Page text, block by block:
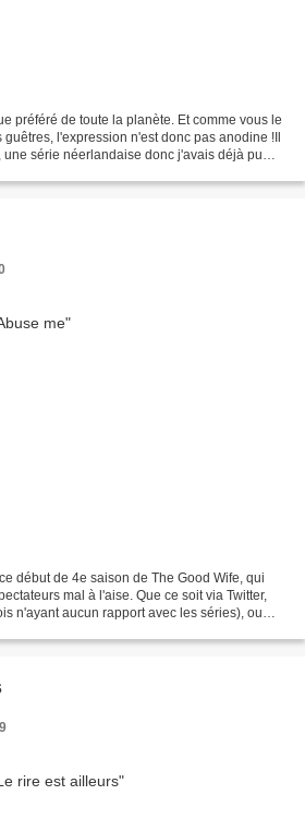
préféré de toute la planète. Et comme vous le
l'expression n'est donc pas anodine !Il
série néerlandaise donc j'avais déjà pu
début de 4e saison de The Good Wife, qui
mal à l'aise. Que ce soit via Twitter,
n'ayant aucun rapport avec les séries), ou